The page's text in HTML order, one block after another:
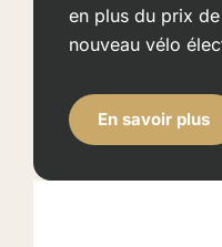
en plus du prix de
nouveau vélo
En savoir plus